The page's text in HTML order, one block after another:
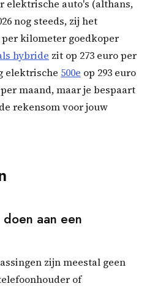
elektrische auto's (althans,
nog steeds, zij het
kilometer goedkoper
hybride zit op 273 euro per
elektrische 500e op 293 euro
maand, maar je bespaart
rekensom voor jouw
aan een
zijn meestal geen
of